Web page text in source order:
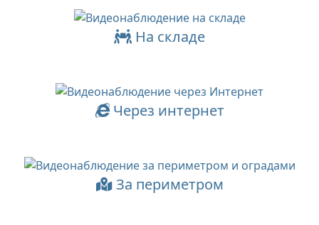
На складе
Через интернет
За периметром